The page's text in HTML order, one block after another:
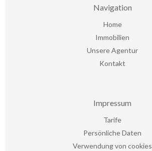
Navigation
Home
Immobilien
Unsere Agentur
Kontakt
Impressum
Tarife
Persönliche Daten
Verwendung von cookies